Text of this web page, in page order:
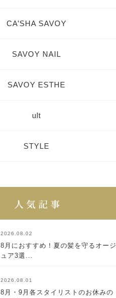
CA’SHA SAVOY
SAVOY NAIL
SAVOY ESTHE
ult
STYLE
2026.08.02
8月におすすめ！夏の髪を守るオージ
ュア3選...
2026.08.01
8月・9月各スタイリストのお休みの